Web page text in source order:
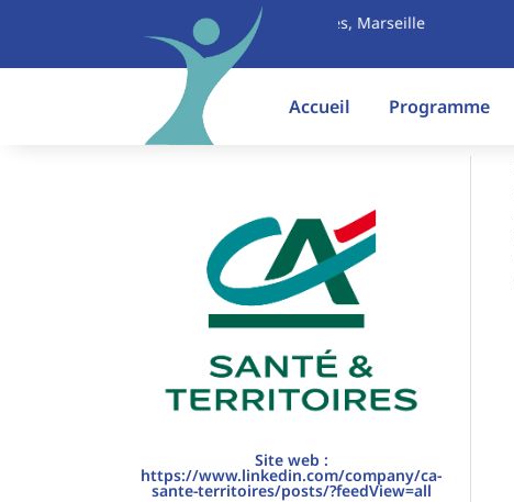
2026 | Parc Chanot, Palais des Congrès, Marseille
Accueil Programme
Site web :
https://www.linkedin.com/company/ca-
sante-territoires/posts/?feedView=all